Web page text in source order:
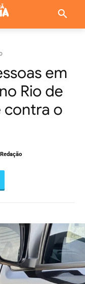
em
Rio de
contra o
Redação